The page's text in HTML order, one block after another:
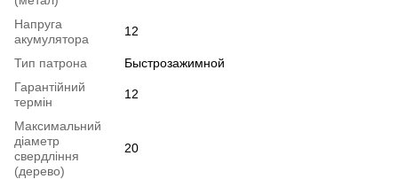
Напруга
акумулятора
12
Тип патрона
Быстрозажимной
Гарантійний
термін
12
Максимальний
діаметр
свердління
(дерево)
20